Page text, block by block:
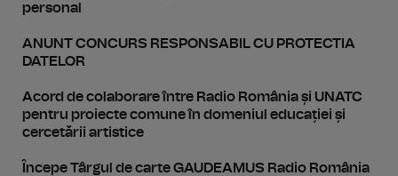
personal
ANUNT CONCURS RESPONSABIL CU PROTECTIA
DATELOR
Acord de colaborare între Radio România și UNATC
pentru proiecte comune în domeniul educației și
cercetării artistice
Începe Târgul de carte GAUDEAMUS Radio România